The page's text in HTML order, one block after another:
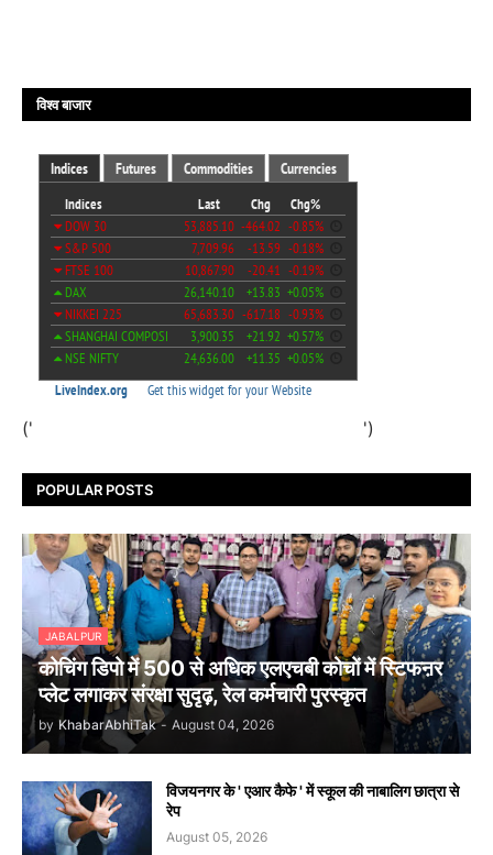
विश्व बाजार
(' ')
POPULAR POSTS
JABALPUR
कोचिंग डिपो में 500 से अधिक एलएचबी कोचों में स्टिफऩर
प्लेट लगाकर संरक्षा सुदृढ़, रेल कर्मचारी पुरस्कृत
by KhabarAbhiTak - August 04, 2026
विजयनगर के ' एआर कैफे ' में स्कूल की नाबालिग छात्रा से
रेप
August 05, 2026